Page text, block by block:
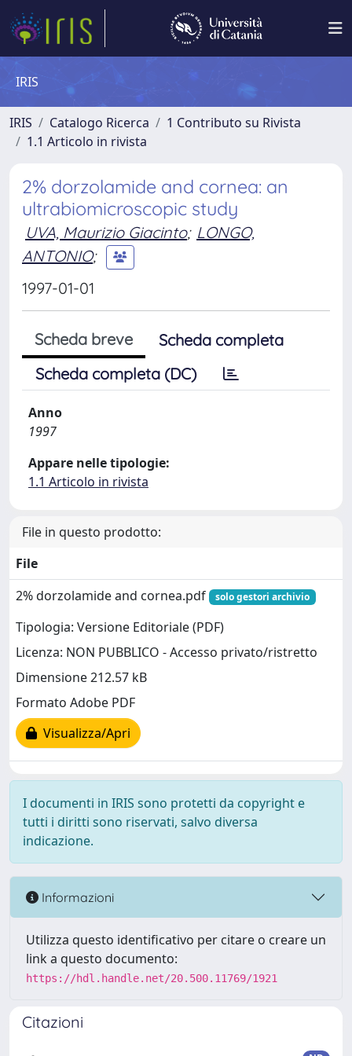
IRIS
IRIS Catalogo Ricerca
1 Contributo su Rivista
1.1 Articolo in rivista
2% dorzolamide and cornea: an
ultrabiomicroscopic study
UVA, Maurizio Giacinto; LONGO,
ANTONIO;
1997-01-01
Scheda breve
Scheda completa
Scheda completa (DC)
Anno
1997
Appare nelle tipologie:
1.1 Articolo in rivista
File in questo prodotto:
File
2% dorzolamide and cornea.pdf
solo gestori archivio
Tipologia: Versione Editoriale (PDF)
Licenza: NON PUBBLICO - Accesso privato/ristretto
Dimensione 212.57 kB
Formato Adobe PDF
Visualizza/Apri
I documenti in IRIS sono protetti da copyright e
tutti i diritti sono riservati, salvo diversa
indicazione.
Informazioni
Utilizza questo identificativo per citare o creare un
link a questo documento:
https://hdl.handle.net/20.500.11769/1921
Citazioni